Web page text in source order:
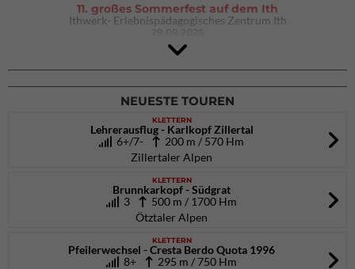
11. großes Sommerfest auf dem Ith
Ithwerk- Erlebnispädagogisches Zentrum Ith
Rock Master Arco
Arco (IT)
02.10.202604.10.2026
NEUESTE TOUREN
KLETTERN
Lehrerausflug - Karlkopf Zillertal
6+/7-
200 m / 570 Hm
Zillertaler Alpen
KLETTERN
Brunnkarkopf - Südgrat
3
500 m / 1700 Hm
Ötztaler Alpen
KLETTERN
Pfeilerwechsel - Cresta Berdo Quota 1996
8+
295 m / 750 Hm